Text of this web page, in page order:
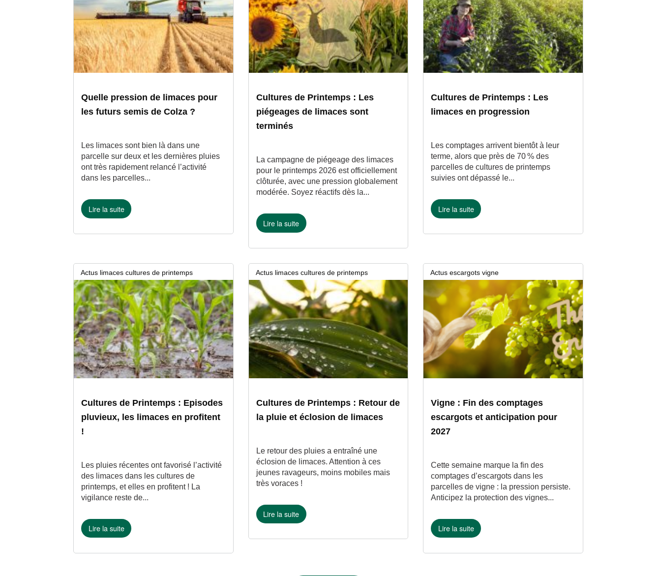
Quelle pression de limaces pour
les futurs semis de Colza ?
Les limaces sont bien là dans une
parcelle sur deux et les dernières pluies
ont très rapidement relancé l’activité
dans les parcelles...
Lire la suite
Cultures de Printemps : Les
piégeages de limaces sont
terminés
La campagne de piégeage des limaces
pour le printemps 2026 est officiellement
clôturée, avec une pression globalement
modérée. Soyez réactifs dès la...
Lire la suite
Cultures de Printemps : Les
limaces en progression
Les comptages arrivent bientôt à leur
terme, alors que près de 70 % des
parcelles de cultures de printemps
suivies ont dépassé le...
Lire la suite
Cultures de Printemps : Episodes
pluvieux, les limaces en profitent
!
Les pluies récentes ont favorisé l’activité
des limaces dans les cultures de
printemps, et elles en profitent ! La
vigilance reste de...
Lire la suite
12 mai 2026
Actus limaces cultures de printemps
Cultures de Printemps : Retour de
la pluie et éclosion de limaces
Le retour des pluies a entraîné une
éclosion de limaces. Attention à ces
jeunes ravageurs, moins mobiles mais
très voraces !
Lire la suite
5 mai 2026
Actus limaces cultures de printemps
Vigne : Fin des comptages
escargots et anticipation pour
2027
Cette semaine marque la fin des
comptages d’escargots dans les
parcelles de vigne : la pression persiste.
Anticipez la protection des vignes...
Lire la suite
5 mai 2026
Actus escargots vigne